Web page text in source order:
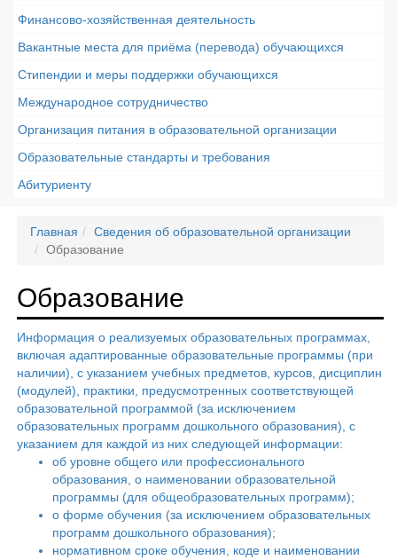
Финансово-хозяйственная деятельность
Вакантные места для приёма (перевода) обучающихся
Стипендии и меры поддержки обучающихся
Международное сотрудничество
Организация питания в образовательной организации
Образовательные стандарты и требования
Абитуриенту
Главная
Сведения об образовательной организации
Образование
Образование
Информация о реализуемых образовательных программах,
включая адаптированные образовательные программы (при
наличии), с указанием учебных предметов, курсов, дисциплин
(модулей), практики, предусмотренных соответствующей
образовательной программой (за исключением
образовательных программ дошкольного образования), с
указанием для каждой из них следующей информации:
об уровне общего или профессионального
образования, о наименовании образовательной
программы (для общеобразовательных программ);
о форме обучения (за исключением образовательных
программ дошкольного образования);
нормативном сроке обучения, коде и наименовании